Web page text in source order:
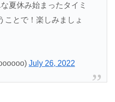
夏休み始まったタイミ
ことで！楽しみましょ
July 26, 2022